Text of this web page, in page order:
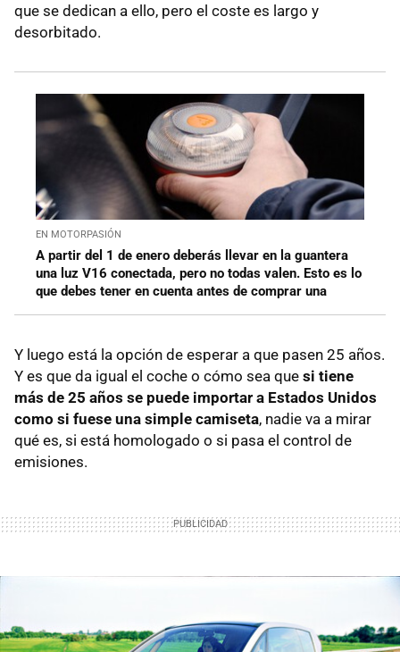
que se dedican a ello, pero el coste es largo y
desorbitado.
EN MOTORPASIÓN
A partir del 1 de enero deberás llevar en la guantera
una luz V16 conectada, pero no todas valen. Esto es lo
que debes tener en cuenta antes de comprar una
Y luego está la opción de esperar a que pasen 25 años.
Y es que da igual el coche o cómo sea que si tiene
más de 25 años se puede importar a Estados Unidos
como si fuese una simple camiseta, nadie va a mirar
qué es, si está homologado o si pasa el control de
emisiones.